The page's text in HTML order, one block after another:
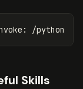
Skills